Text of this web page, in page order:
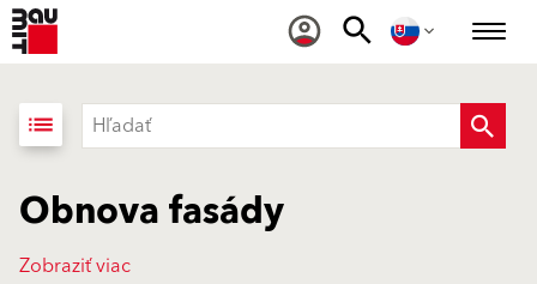
list
Obnova fasády
Zobraziť viac